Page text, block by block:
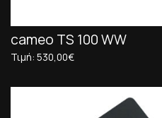
cameo TS 100 WW
Τιμή: 530,00€